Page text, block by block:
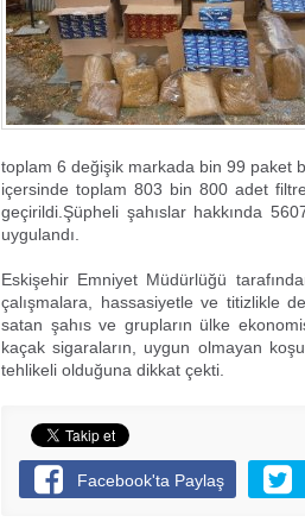
toplam 6 değişik markada bin 99 paket
içersinde toplam 803 bin 800 adet
geçirildi.Şüpheli şahıslar hakkında
uygulandı.
Eskişehir Emniyet Müdürlüğü
çalışmalara, hassasiyetle ve titizlikle
satan şahıs ve grupların ülke
kaçak sigaraların, uygun olmayan
tehlikeli olduğuna dikkat çekti.
Facebook'ta Paylaş